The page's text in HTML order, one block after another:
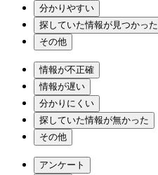
分かりやすい
探していた情報が見つかった
その他
情報が不正確
情報が遅い
分かりにくい
探していた情報が無かった
その他
アンケート